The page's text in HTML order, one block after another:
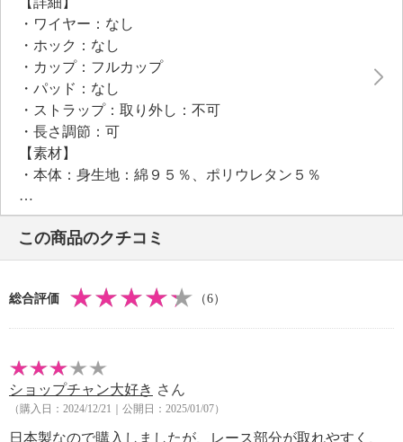
流れる胸を包み込み、下からサポートするため、美し
いバストを実現。
アンダーバスト部分から脇、肩にかけて、パワーネッ
トを配し、さまざまな大きさのバストにフィットしつ
つ、バストをしっかりと吊り上げるつくりに。
サイドは柔らかく伸縮性のあるテープで補強。
カップ内側は綿１００％の生地を用いています。
・ワイヤー：なし
・ホック：なし
・カップ：フルカップ
・パッド：なし
・ストラップ：取り外し：不可
・長さ調節：可
【素材】
・本体：身生地：綿９５％、ポリウレタン５％
・レース部分：ナイロン、ポリウレタン、カップ表
地：ポリエステル１００％
・カップ内側：綿１００％
・同デザイン２枚セット
・洗濯機：可
・漂白処理：塩素系・酸素系漂白不可
・自然乾燥：日陰の吊り干し
・アイロン仕上げ：不可
・ドライクリーニング：不可
【メンテナンス（ケアラベル）】
この商品のクチコミ
総合評価 （6）
ショップチャン大好き さん
（購入日：2024/12/21｜公開日：2025/01/07）
日本製なので購入しましたが、レース部分が取れやすく、